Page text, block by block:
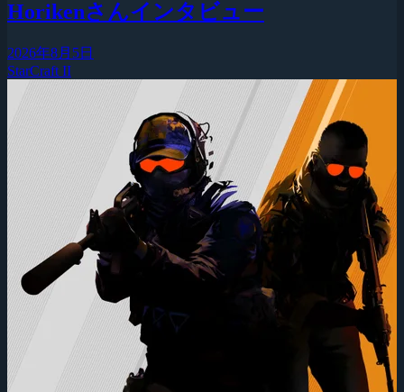
Horikenさんインタビュー
2026年8月5日
StarCraft II